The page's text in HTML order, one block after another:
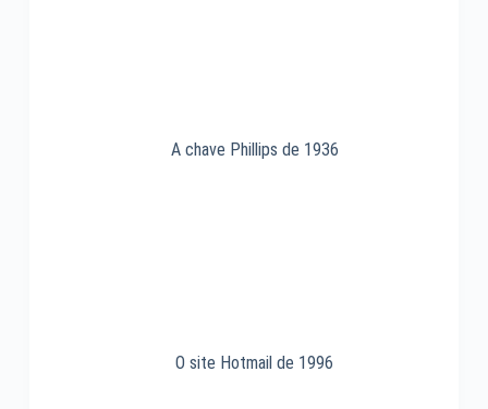
A chave Phillips de 1936
O site Hotmail de 1996